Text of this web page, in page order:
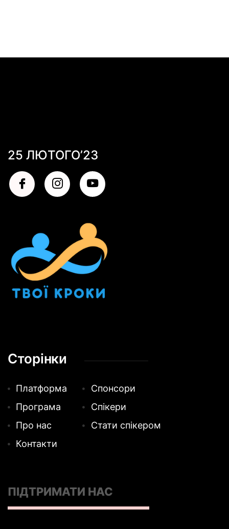
25 ЛЮТОГО’23
Сторінки
Платформа
Програма
Про нас
Контакти
Спонсори
Спікери
Стати спікером
ПІДТРИМАТИ НАС